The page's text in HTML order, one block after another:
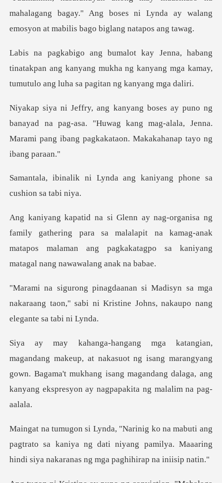
ahalagang bagay." Ang boses ni Lynda ay walang
em
inatakpan ang kanyang mukha ng kanyang mga kamay,
ayad na pag-asa. "Huwag kang mag-alala, Jenna.
Marami pa
ynda ang kaniyang phone
thering para sa malalapit na kamag-anak
matapos malaman ang p
sa mga
nakaraang taon," sabi ni Kristine Jo
suot ng isang marangyang
gown. Bagama't mukhang isang magandang dala
pagtrato sa kaniya ng dati niyang pamilya. Maaaring
h